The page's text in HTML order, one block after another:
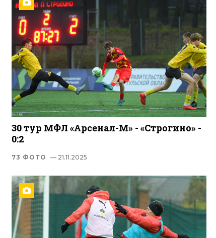
30 тур МФЛ «Арсенал-М» - «Строгино» -
0:2
73 ФОТО — 21.11.2025